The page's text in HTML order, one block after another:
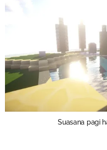
Suasana pagi